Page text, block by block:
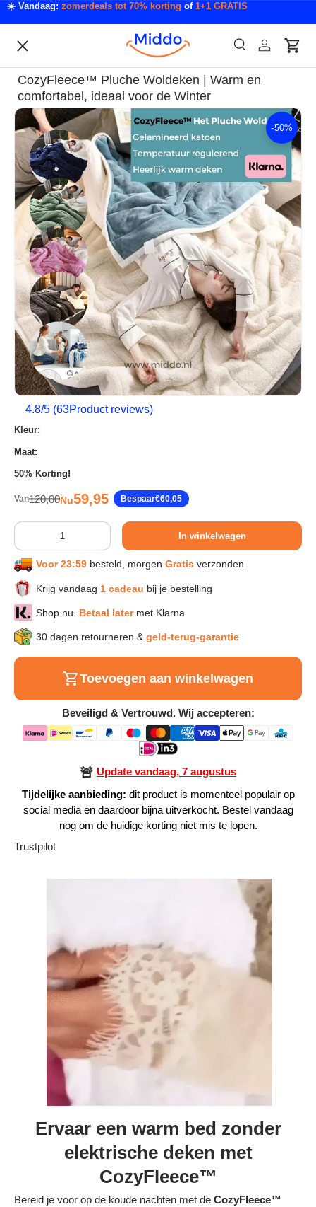
Ga naar inhoud
☀️ Vandaag: zomerdeals tot 70% korting of 1+1 GRATIS
Zoeken
Acties
ZoekenInloggen
Acties & Deals
Slaapkamer & Badkamer
Mode & Accessoires
Tech & Gadgets
Auto & Klussen
Tuin & Outdoor
Sport & Herstel
Wonen & Interieur
Huisdieren
Huishouden & Schoonmaak
Keuken & Koken
Verlichting & Sfeer
Volg je bestelling
Blogs
Contact
Bestelling volgen
Vacatures bij Middo
Veelgestelde vragen
Servicevoorwaarden
Betaalmogelijkheden
Bestelling herroepen
Ruilen en retourneren
Bestellingen & levering
Algemene voorwaarden
CozyFleece™ Pluche Woldeken | Warm en
comfortabel, ideaal voor de Winter
Ga direct naar productinformatie -50%
4.8/5 (63Product reviews)
Kleur:
Maat:
50% Korting!
VanReguliere prijs
120,00Verkoopprijs
Nu59,95 Bespaar€60,05
Aantal
In winkelwagen
Voor 23:59 besteld, morgen Gratis verzonden
Krijg vandaag 1 cadeau bij je bestelling
Shop nu. Betaal latermet Klarna
30 dagen retourneren & geld-terug-garantie
Toevoegen aan winkelwagen
Beveiligd & Vertrouwd. Wij accepteren:
🚨 Update vandaag, 7 augustus
Tijdelijke aanbieding: dit product is momenteel populair op
social media en daardoor bijna uitverkocht. Bestel vandaag
nog om de huidige korting niet mis te lopen.
Trustpilot
Ervaar een warm bed zonder
elektrische deken met
CozyFleece™
Bereid je voor op de koude nachten met de CozyFleece™